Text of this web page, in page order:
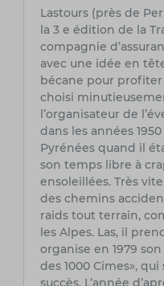
Lastours (près de
la 3 e édition de la
compagnie
avec une idée en
bécane pour
choisi
l’organisateur de
dans les années
Pyrénées quand il
son temps libre à
ensoleillées. Très
des chemins
raids tout terrain,
les Alpes. Las, il
organise en 1979
des 1000 Cimes»,
succès. L’année